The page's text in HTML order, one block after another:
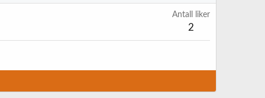
Antall liker
2